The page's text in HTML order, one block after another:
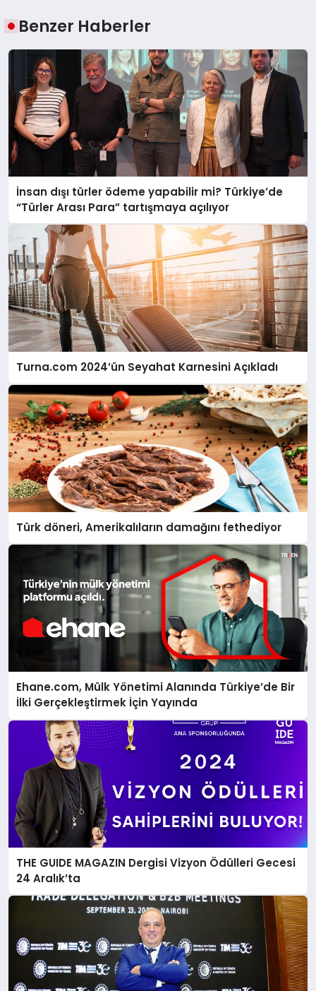
Benzer Haberler
İnsan dışı türler ödeme yapabilir mi? Türkiye’de
“Türler Arası Para” tartışmaya açılıyor
Turna.com 2024’ün Seyahat Karnesini Açıkladı
Türk döneri, Amerikalıların damağını fethediyor
Ehane.com, Mülk Yönetimi Alanında Türkiye’de Bir
İlki Gerçekleştirmek İçin Yayında
THE GUIDE MAGAZIN Dergisi Vizyon Ödülleri Gecesi
24 Aralık’ta